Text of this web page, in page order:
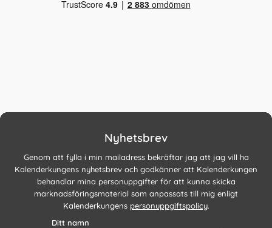
Nyhetsbrev
Genom att fylla i min mailadress bekräftar jag att jag vill ha
Kalenderkungens nyhetsbrev och godkänner att Kalenderkungen
behandlar mina personuppgifter för att kunna skicka
marknadsföringsmaterial som anpassats till mig enligt
Kalenderkungens personuppgiftspolicy.
Ditt namn